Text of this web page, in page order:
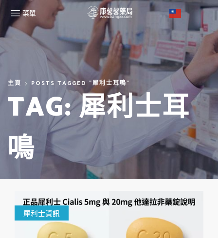
菜單
主頁 POSTS TAGGED "犀利士耳鳴"
TAG: 犀利士耳
鳴
犀利士資訊